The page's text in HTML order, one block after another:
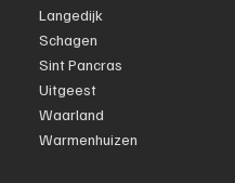
Langedijk
Schagen
Sint Pancras
Uitgeest
Waarland
Warmenhuizen